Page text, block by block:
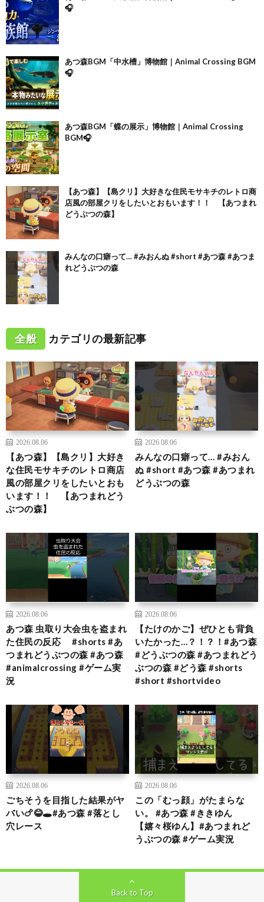
🎧
あつ森BGM「中水槽」博物館｜Animal Crossing BGM
🎧
あつ森BGM「蝶の展示」博物館｜Animal Crossing
BGM🎧
【あつ森】【島クリ】大好きな住民モサキチのレトロ商
店風の部屋クリをしたいとおもいます！！ 【あつまれ
どうぶつの森】
みんなの口癖って… #みおんぬ #short #あつ森 #あつま
れどうぶつの森
全般 カテゴリの最新記事
2026.08.06
【あつ森】【島クリ】大好き
な住民モサキチのレトロ商店
風の部屋クリをしたいとおも
います！！ 【あつまれどう
ぶつの森】
2026.08.06
みんなの口癖って… #みおん
ぬ #short #あつ森 #あつまれ
どうぶつの森
2026.08.06
あつ森 虫取り大会虫を盗まれ
た住民の反応 #shorts #あ
つまれどうぶつの森 #あつ森
#animalcrossing #ゲーム実
況
2026.08.06
【たけのかご】ぜひとも背負
いたかった…？！？！#あつ森
#どうぶつの森 #あつまれどう
ぶつの森 #どう森 #shorts
#short #shortvideo
2026.08.06
ごちそうを目指した結果がヤ
バい🍗😂🕳️#あつ森 #落とし
穴レース
2026.08.06
この「むっ顔」がたまらな
い。 #あつ森 #ききゆん
【嬉々桜ゆん】#あつまれど
うぶつの森 #ゲーム実況
Back to Top